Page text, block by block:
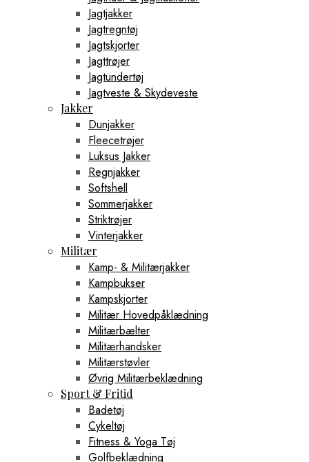
Jagtjakker
Jagtregntøj
Jagtskjorter
Jagttrøjer
Jagtundertøj
Jagtveste & Skydeveste
Jakker
Dunjakker
Fleecetrøjer
Luksus Jakker
Regnjakker
Softshell
Sommerjakker
Striktrøjer
Vinterjakker
Militær
Kamp- & Militærjakker
Kampbukser
Kampskjorter
Militær Hovedpåklædning
Militærbælter
Militærhandsker
Militærstøvler
Øvrig Militærbeklædning
Sport & Fritid
Badetøj
Cykeltøj
Fitness & Yoga Tøj
Golfbeklædning